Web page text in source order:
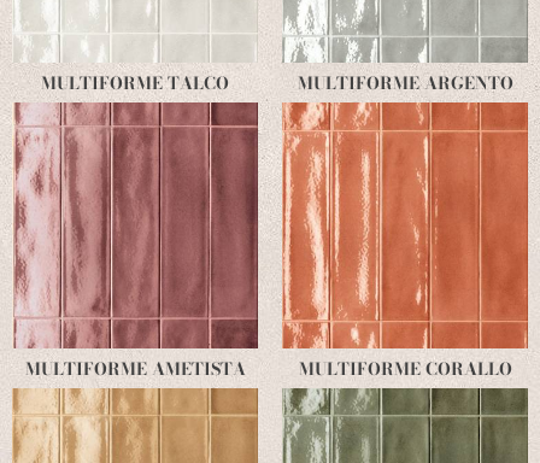
MULTIFORME TALCO MULTIFORME ARGENTO
MULTIFORME AMETISTA MULTIFORME CORALLO